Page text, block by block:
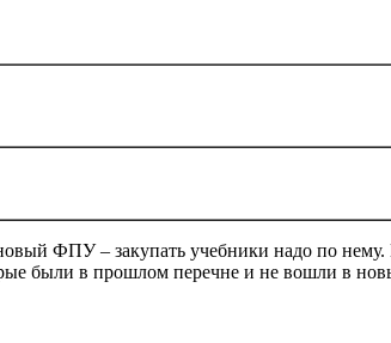
ФПУ – закупать учебники надо по нему.
были в прошлом перечне и не вошли в